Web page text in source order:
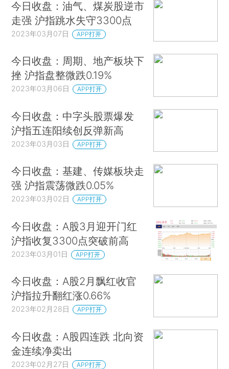
今日收盘：油气、煤炭股逆市
走强 沪指跳水失守3300点
2023年03月07日 APP打开
今日收盘：周期、地产板块下
挫 沪指盘整微跌0.19%
2023年03月06日 APP打开
今日收盘：中字头股票爆发
沪指五连阳续创反弹新高
2023年03月03日 APP打开
今日收盘：基建、传媒板块走
强 沪指震荡微跌0.05%
2023年03月02日 APP打开
今日收盘：A股3月迎开门红
沪指收复3300点突破前高
2023年03月01日 APP打开
今日收盘：A股2月飘红收官
沪指拉升翻红涨0.66%
2023年02月28日 APP打开
今日收盘：A股四连跌 北向资
金连续净卖出
2023年02月27日 APP打开